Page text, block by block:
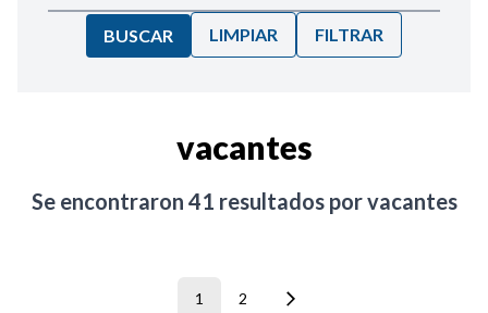
BUSCAR LIMPIAR FILTRAR
vacantes
Se encontraron 41 resultados porvacantes
1 2